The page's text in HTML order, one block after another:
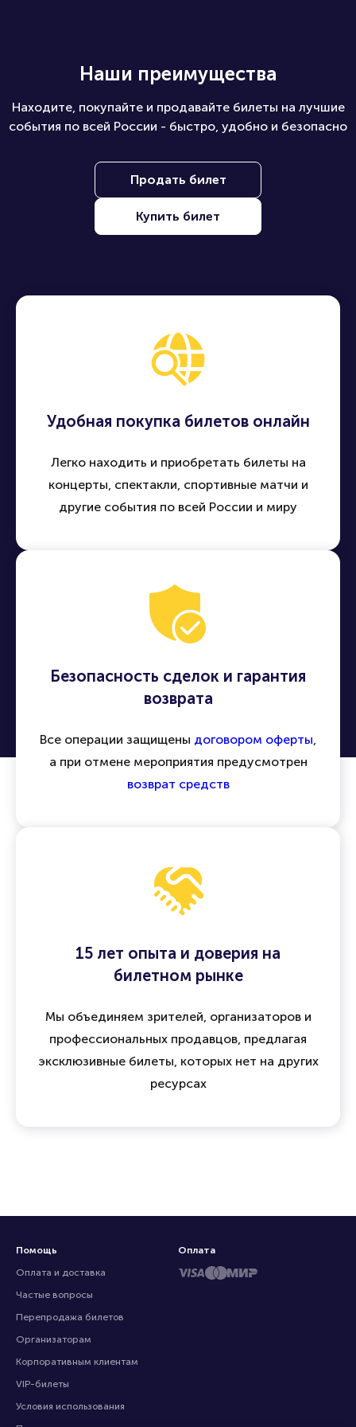
Наши преимущества
Находите, покупайте и продавайте билеты на лучшие
события по всей России - быстро, удобно и безопасно
Продать билет
Купить билет
Удобная покупка билетов онлайн
Легко находить и приобретать билеты на
концерты, спектакли, спортивные матчи и
другие события по всей России и миру
Безопасность сделок и гарантия
возврата
Все операции защищены договором оферты,
а при отмене мероприятия предусмотрен
возврат средств
15 лет опыта и доверия на
билетном рынке
Мы объединяем зрителей, организаторов и
профессиональных продавцов, предлагая
эксклюзивные билеты, которых нет на других
ресурсах
Помощь
Оплата и доставка
Частые вопросы
Перепродажа билетов
Организаторам
Корпоративным клиентам
VIP-билеты
Условия использования
Оплата